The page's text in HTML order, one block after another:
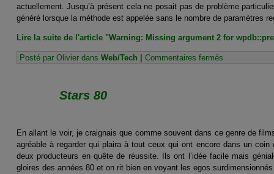
actuellement. Jusqu’à présent cela ne posait pas de problème
généré lorsque la méthode est appelée sans le nombre de paramètres
Lire la suite de l'article "Warning: Missing argument 2 for
Posté par Olivier dans Web/Tech Commentaires ferméssur
Warning:
Stars 80
En allant le voir, je craignais que comme souvent dans ce genre de
agréable à regarder qui plaira à tout ceux qui ont encore dans un
deux producteurs en quête de réussite. Ils ont l’idée facile mais
gloires des années 80 et on rit bien en voyant les egos